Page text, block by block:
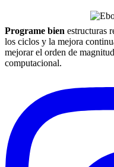
Programe bien estructuras
los ciclos y la mejora
mejorar el orden de
computacional.